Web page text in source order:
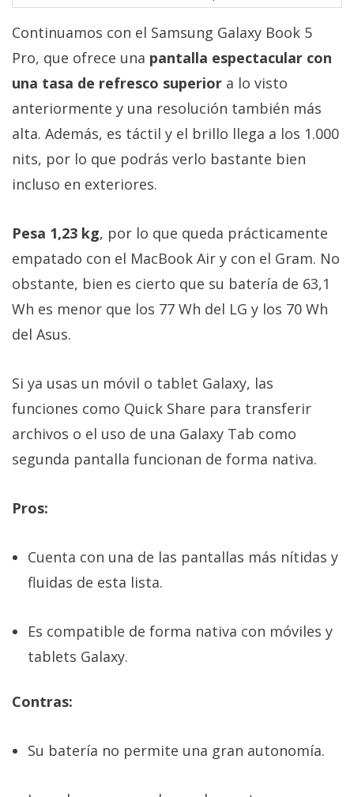
Continuamos con el Samsung Galaxy Book 5
Pro, que ofrece una pantalla espectacular con
una tasa de refresco superior a lo visto
anteriormente y una resolución también más
alta. Además, es táctil y el brillo llega a los 1.000
nits, por lo que podrás verlo bastante bien
incluso en exteriores.
Pesa 1,23 kg, por lo que queda prácticamente
empatado con el MacBook Air y con el Gram. No
obstante, bien es cierto que su batería de 63,1
Wh es menor que los 77 Wh del LG y los 70 Wh
del Asus.
Si ya usas un móvil o tablet Galaxy, las
funciones como Quick Share para transferir
archivos o el uso de una Galaxy Tab como
segunda pantalla funcionan de forma nativa.
Pros:
Cuenta con una de las pantallas más nítidas y
fluidas de esta lista.
Es compatible de forma nativa con móviles y
tablets Galaxy.
Contras:
Su batería no permite una gran autonomía.